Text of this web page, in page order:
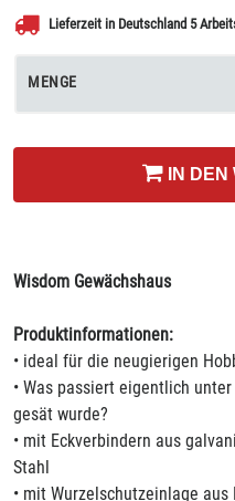
Lieferzeit in Deutschland 5
MENGE
IN DEN
Wisdom Gewächshaus
Produktinformationen:
• ideal für die neugierigen
• Was passiert eigentlich
gesät wurde?
• mit Eckverbindern aus
Stahl
• mit Wurzelschutzeinlage